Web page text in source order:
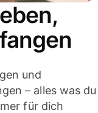
und
– alles was du
für dich